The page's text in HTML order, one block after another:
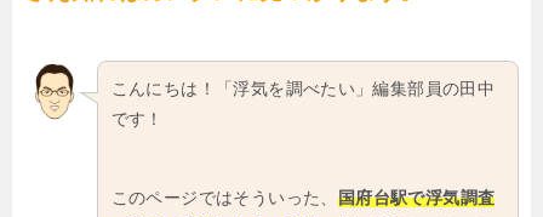
こんにちは！「浮気を調べたい」編集部員の田中
です！
このページではそういった、 国府台駅で浮気調査